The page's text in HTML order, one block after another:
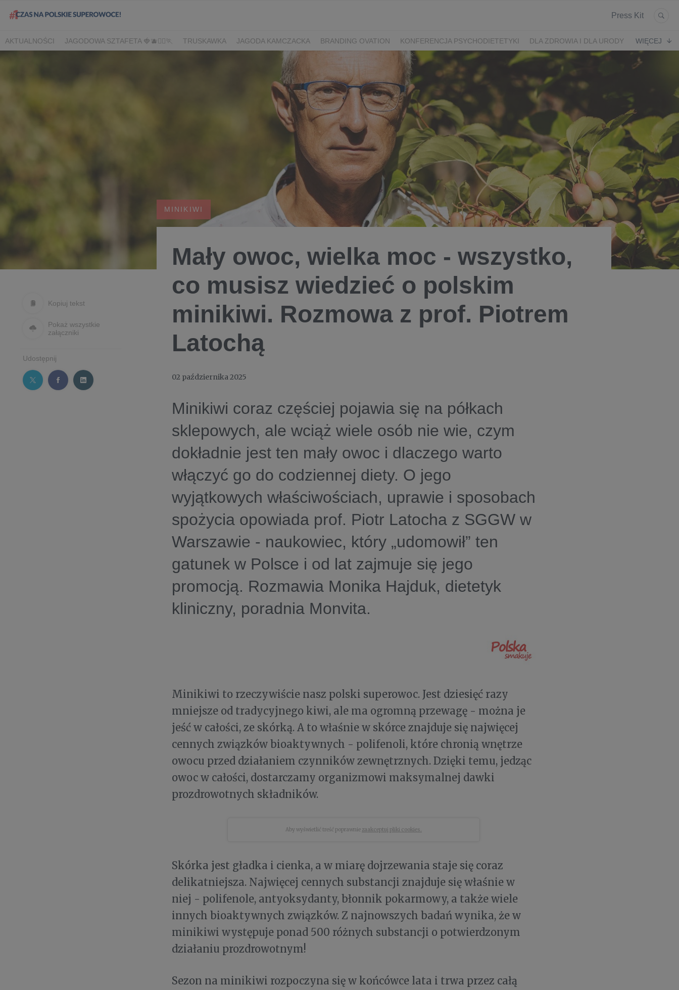
Press Kit
AKTUALNOŚCI JAGODOWA SZTAFETA 🍓🫐🏃‍♀️🏃 TRUSKAWKA JAGODA KAMCZACKA BRANDING OVATION KONFERENCJA PSYCHODIETETYKI
DLA ZDROWIA I DLA URODY
NARODOWY DZIEŃ SPORTU DEREŃ ROKITNIK ARONIA JEŻYNY PORZECZKI
MALINA
PRZETWORY PIWO RZEMIEŚLNICZE
LODY RZEMIEŚLNICZE
DZIEŃ POLSKIEJ BORÓWKI WYBORY 2025 WYBORY 2024 SZCZYT IBO 2023 🫐
WYBORY 2023
ENGLISH
WIĘCEJ
Kopiuj tekst
Pokaż wszystkie
załączniki
Udostępnij
MINIKIWI
Mały owoc, wielka moc - wszystko,
co musisz wiedzieć o polskim
minikiwi. Rozmowa z prof. Piotrem
Latochą
02 października 2025
Minikiwi coraz częściej pojawia się na półkach
sklepowych, ale wciąż wiele osób nie wie, czym
dokładnie jest ten mały owoc i dlaczego warto
włączyć go do codziennej diety. O jego
wyjątkowych właściwościach, uprawie i sposobach
spożycia opowiada prof. Piotr Latocha z SGGW w
Warszawie - naukowiec, który „udomowił” ten
gatunek w Polsce i od lat zajmuje się jego
promocją. Rozmawia Monika Hajduk, dietetyk
kliniczny, poradnia Monvita.
Minikiwi to rzeczywiście nasz polski superowoc. Jest dziesięć razy
mniejsze od tradycyjnego kiwi, ale ma ogromną przewagę - można je
jeść w całości, ze skórką. A to właśnie w skórce znajduje się najwięcej
cennych związków bioaktywnych - polifenoli, które chronią wnętrze
owocu przed działaniem czynników zewnętrznych. Dzięki temu, jedząc
owoc w całości, dostarczamy organizmowi maksymalnej dawki
prozdrowotnych składników.
Aby wyświetlić treść poprawnie zaakceptuj pliki cookies.
Skórka jest gładka i cienka, a w miarę dojrzewania staje się coraz
delikatniejsza. Najwięcej cennych substancji znajduje się właśnie w
niej - polifenole, antyoksydanty, błonnik pokarmowy, a także wiele
innych bioaktywnych związków. Z najnowszych badań wynika, że w
minikiwi występuje ponad 500 różnych substancji o potwierdzonym
działaniu prozdrowotnym!
Sezon na minikiwi rozpoczyna się w końcówce lata i trwa przez całą